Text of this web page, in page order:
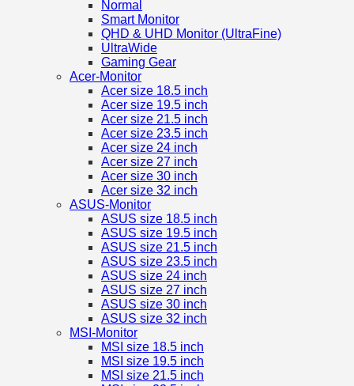
Normal
Smart Monitor
QHD & UHD Monitor (UltraFine)
UltraWide
Gaming Gear
Acer-Monitor
Acer size 18.5 inch
Acer size 19.5 inch
Acer size 21.5 inch
Acer size 23.5 inch
Acer size 24 inch
Acer size 27 inch
Acer size 30 inch
Acer size 32 inch
ASUS-Monitor
ASUS size 18.5 inch
ASUS size 19.5 inch
ASUS size 21.5 inch
ASUS size 23.5 inch
ASUS size 24 inch
ASUS size 27 inch
ASUS size 30 inch
ASUS size 32 inch
MSI-Monitor
MSI size 18.5 inch
MSI size 19.5 inch
MSI size 21.5 inch